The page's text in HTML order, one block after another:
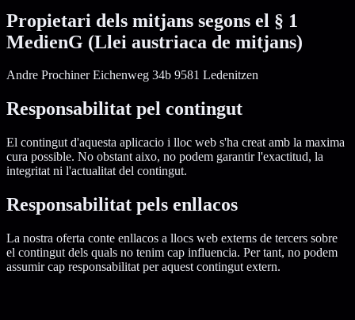
Propietari dels mitjans segons el § 1
MedienG (Llei austriaca de mitjans)
Andre Prochiner Eichenweg 34b 9581 Ledenitzen
Responsabilitat pel contingut
El contingut d'aquesta aplicacio i lloc web s'ha creat amb la maxima
cura possible. No obstant aixo, no podem garantir l'exactitud, la
integritat ni l'actualitat del contingut.
Responsabilitat pels enllacos
La nostra oferta conte enllacos a llocs web externs de tercers sobre
el contingut dels quals no tenim cap influencia. Per tant, no podem
assumir cap responsabilitat per aquest contingut extern.